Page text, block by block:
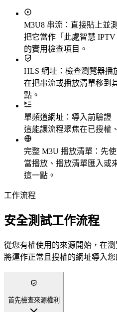
M3U8 串流：直接貼上並
把它當作「此處智慧
的實用檢查項目。
HLS 網址：檢查瀏覽器播
在把串流或播放清單移到
點。
單頻道網址：導入前驗證
這能讓流程聚焦在已授權
完整 M3U 播放清單：先
當播放、播放清單匯入或
這一點。
工作流程
安全測試工作流程
從您有權使用的來源開始，在
將運作正常且授權的網址導入
首先檢查來源權利